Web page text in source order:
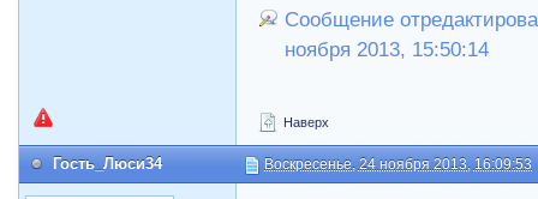
Сообщение
ноября 2013, 15:50:14
Наверх
Гость_Люси34 Воскресенье, 24 ноября 2013, 16:09:53